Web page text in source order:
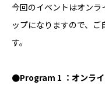
今回のイベントはオン
ップになりますので、
す。
●Program 1 ：オンライ